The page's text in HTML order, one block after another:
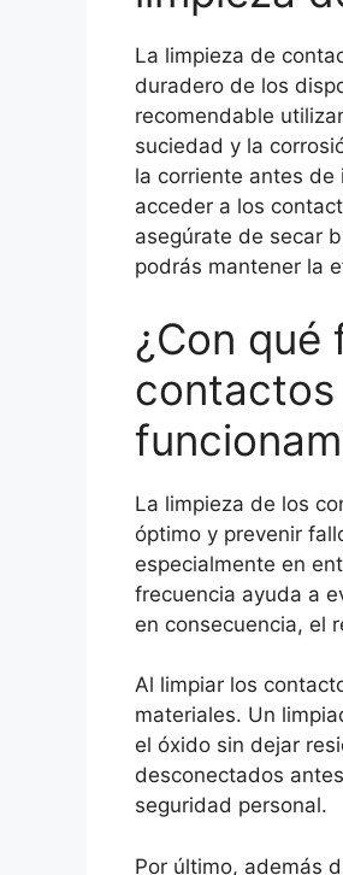
La limpieza de
duradero de los
recomendable
suciedad y la
la corriente antes de
acceder a los
asegúrate de secar
podrás mantener la
¿Con qué
contactos
La limpieza de los
óptimo y prevenir
especialmente en
frecuencia ayuda a
en consecuencia, el
Al limpiar los
materiales. Un
el óxido sin dejar
desconectados
seguridad personal.
Por último, además